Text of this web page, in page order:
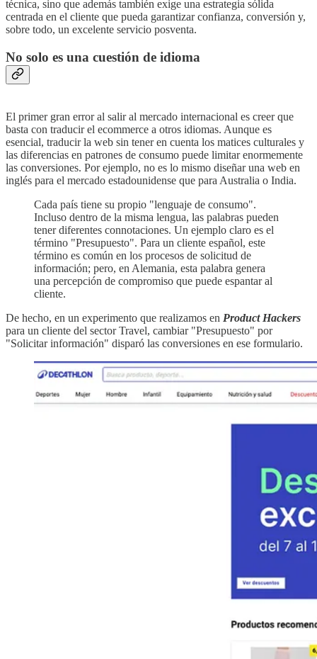
técnica, sino que además también exige una estrategia sólida
centrada en el cliente que pueda garantizar confianza, conversión y,
sobre todo, un excelente servicio posventa.
No solo es una cuestión de idioma
El primer gran error al salir al mercado internacional es creer que
basta con traducir el ecommerce a otros idiomas. Aunque es
esencial, traducir la web sin tener en cuenta los matices culturales y
las diferencias en patrones de consumo puede limitar enormemente
las conversiones. Por ejemplo, no es lo mismo diseñar una web en
inglés para el mercado estadounidense que para Australia o India.
Cada país tiene su propio "lenguaje de consumo".
Incluso dentro de la misma lengua, las palabras pueden
tener diferentes connotaciones. Un ejemplo claro es el
término "Presupuesto". Para un cliente español, este
término es común en los procesos de solicitud de
información; pero, en Alemania, esta palabra genera
una percepción de compromiso que puede espantar al
cliente.
De hecho, en un experimento que realizamos en Product Hackers
para un cliente del sector Travel, cambiar "Presupuesto" por
"Solicitar información" disparó las conversiones en ese formulario.